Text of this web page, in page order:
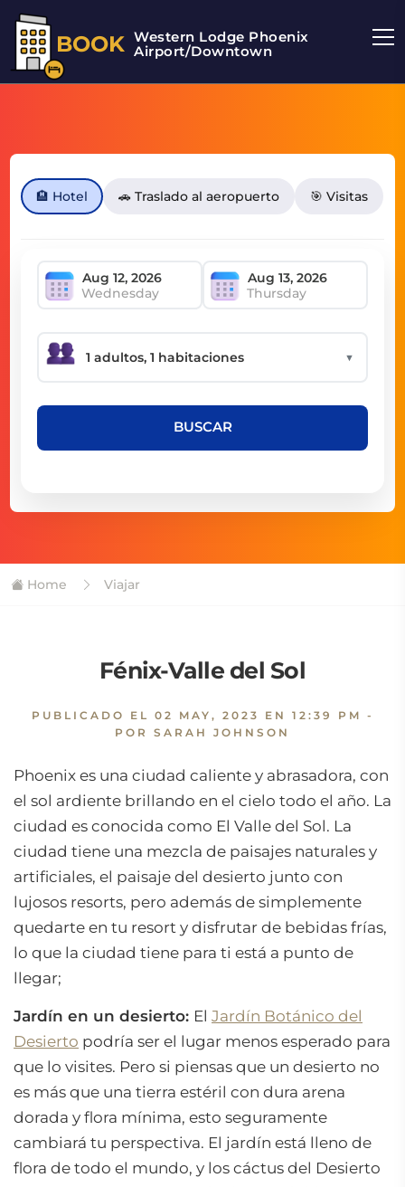
BOOK Western Lodge Phoenix
Airport/Downtown
🏨 Hotel 🚗 Traslado al aeropuerto 🎯 Visitas
Wednesday Thursday
▼
BUSCAR
Home Viajar
Fénix-Valle del Sol
PUBLICADO EL 02 MAY, 2023 EN 12:39 PM -
POR SARAH JOHNSON
Phoenix es una ciudad caliente y abrasadora, con
el sol ardiente brillando en el cielo todo el año. La
ciudad es conocida como El Valle del Sol. La
ciudad tiene una mezcla de paisajes naturales y
artificiales, el paisaje del desierto junto con
lujosos resorts, pero además de simplemente
quedarte en tu resort y disfrutar de bebidas frías,
lo que la ciudad tiene para ti está a punto de
llegar;
Jardín en un desierto: El Jardín Botánico del
Desierto podría ser el lugar menos esperado para
que lo visites. Pero si piensas que un desierto no
es más que una tierra estéril con dura arena
dorada y flora mínima, esto seguramente
cambiará tu perspectiva. El jardín está lleno de
flora de todo el mundo, y los cáctus del Desierto